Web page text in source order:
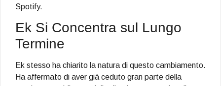
Spotify.
Ek Si Concentra sul Lungo
Termine
Ek stesso ha chiarito la natura di questo cambiamento.
Ha affermato di aver già ceduto gran parte della